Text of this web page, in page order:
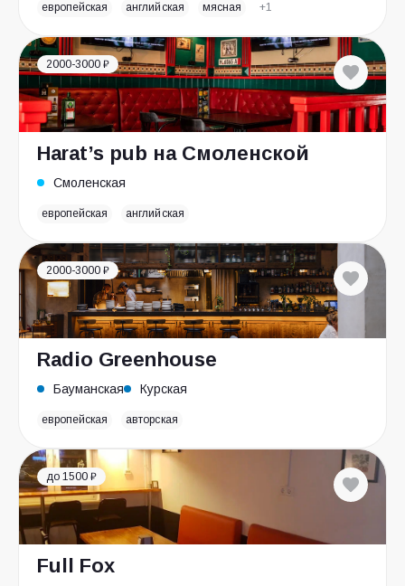
европейская английская мясная +1
2000-3000 ₽
Harat’s pub на Смоленской
Смоленская
европейская английская
2000-3000 ₽
Radio Greenhouse
Бауманская Курская
европейская авторская
до 1500 ₽
Full Fox